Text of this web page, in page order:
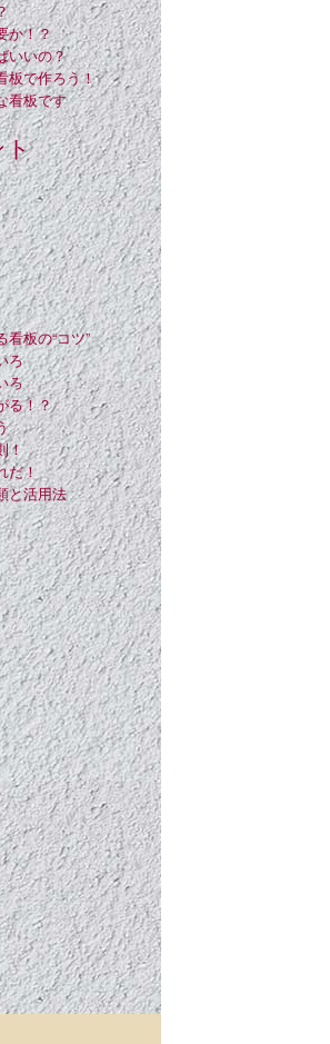
か！？
いいの？
板で作ろう！
看板です
ト
板の“コツ”
ろ
ろ
る！？
！
だ！
と活用法